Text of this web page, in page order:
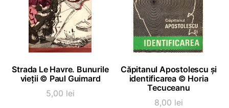
ADAUGĂ ÎN COȘ
Strada Le Havre. Bunurile
vieții © Paul Guimard
5,00 lei
ADAUGĂ ÎN COȘ
Căpitanul Apostolescu și
identificarea © Horia
Tecuceanu
8,00 lei